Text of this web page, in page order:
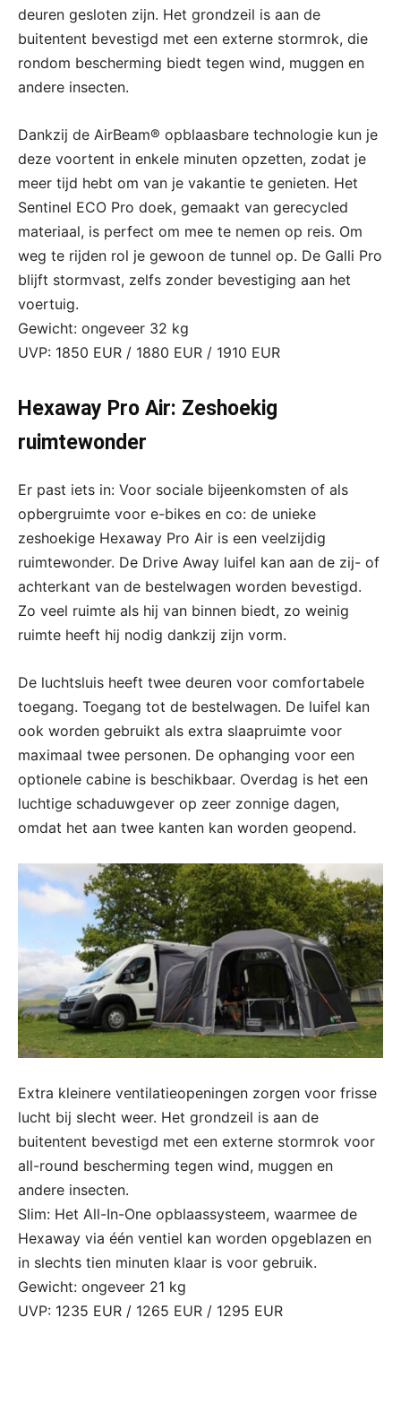
deuren gesloten zijn. Het grondzeil is aan de
buitentent bevestigd met een externe stormrok, die
rondom bescherming biedt tegen wind, muggen en
andere insecten.
Dankzij de AirBeam® opblaasbare technologie kun je
deze voortent in enkele minuten opzetten, zodat je
meer tijd hebt om van je vakantie te genieten. Het
Sentinel ECO Pro doek, gemaakt van gerecycled
materiaal, is perfect om mee te nemen op reis. Om
weg te rijden rol je gewoon de tunnel op. De Galli Pro
blijft stormvast, zelfs zonder bevestiging aan het
voertuig.
Gewicht: ongeveer 32 kg
UVP: 1850 EUR / 1880 EUR / 1910 EUR
Hexaway Pro Air: Zeshoekig
ruimtewonder
Er past iets in: Voor sociale bijeenkomsten of als
opbergruimte voor e-bikes en co: de unieke
zeshoekige Hexaway Pro Air is een veelzijdig
ruimtewonder. De Drive Away luifel kan aan de zij- of
achterkant van de bestelwagen worden bevestigd.
Zo veel ruimte als hij van binnen biedt, zo weinig
ruimte heeft hij nodig dankzij zijn vorm.
De luchtsluis heeft twee deuren voor comfortabele
toegang. Toegang tot de bestelwagen. De luifel kan
ook worden gebruikt als extra slaapruimte voor
maximaal twee personen. De ophanging voor een
optionele cabine is beschikbaar. Overdag is het een
luchtige schaduwgever op zeer zonnige dagen,
omdat het aan twee kanten kan worden geopend.
Extra kleinere ventilatieopeningen zorgen voor frisse
lucht bij slecht weer. Het grondzeil is aan de
buitentent bevestigd met een externe stormrok voor
all-round bescherming tegen wind, muggen en
andere insecten.
Slim: Het All-In-One opblaassysteem, waarmee de
Hexaway via één ventiel kan worden opgeblazen en
in slechts tien minuten klaar is voor gebruik.
Gewicht: ongeveer 21 kg
UVP: 1235 EUR / 1265 EUR / 1295 EUR